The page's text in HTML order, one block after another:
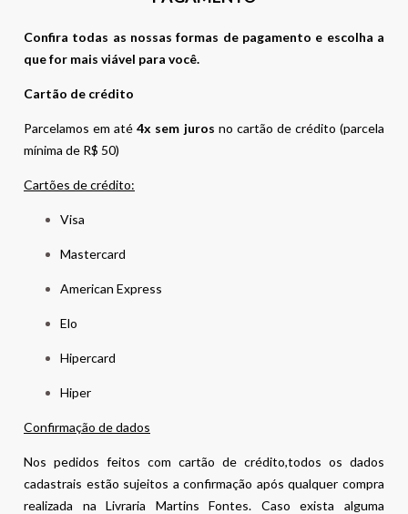
Confira todas as nossas formas de pagamento e escolha a
que for mais viável para você.
Cartão de crédito
Parcelamos em até4x sem juros no cartão de crédito (parcela
mínima de R$ 50)
Cartões de crédito:
Visa
Mastercard
American Express
Elo
Hipercard
Hiper
Confirmação de dados
Nos pedidos feitos com cartão de crédito,todos os dados
cadastrais estão sujeitos a confirmação após qualquer compra
realizada na Livraria Martins Fontes. Caso exista alguma